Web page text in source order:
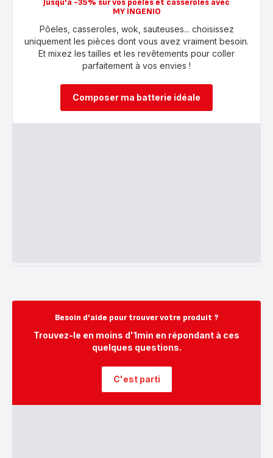
Ingenio
Preference
Batch
Cooking
110,99 €
Jusqu'à -35% sur vos poêles et casseroles avec
MY INGENIO
Pôeles, casseroles, wok, sauteuses... choisissez
uniquement les pièces dont vous avez vraiment besoin.
Et mixez les tailles et les revêtements pour coller
parfaitement à vos envies !
Composer ma batterie idéale
Besoin d'aide pour trouver votre produit ?
Trouvez-le en moins d'1min en répondant à ces
quelques questions.
C'est parti